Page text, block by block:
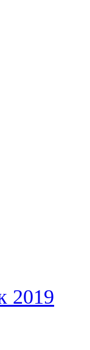
2019